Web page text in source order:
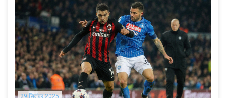
29 सितंबर 2025